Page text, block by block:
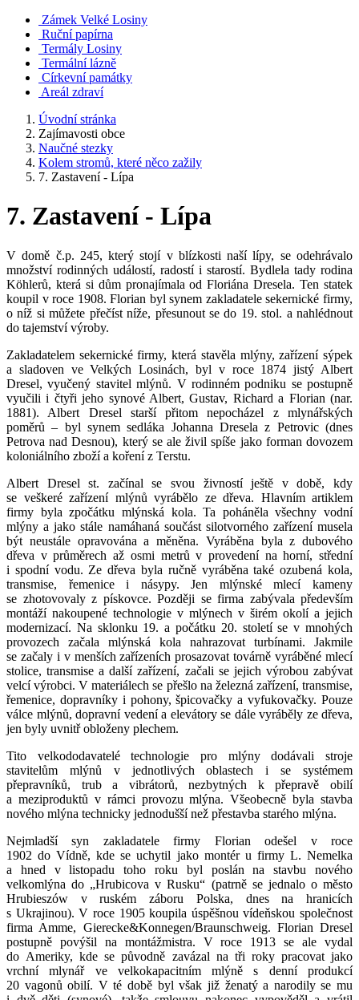
Zámek Velké Losiny
Ruční papírna
Termály Losiny
Termální lázně
Církevní památky
Areál zdraví
Úvodní stránka
Zajímavosti obce
Naučné stezky
Kolem stromů, které něco zažily
7. Zastavení - Lípa
7. Zastavení - Lípa
V domě č.p. 245, který stojí v blízkosti naší lípy, se odehrávalo
množství rodinných událostí, radostí i starostí. Bydlela tady rodina
Köhlerů, která si dům pronajímala od Floriána Dresela. Ten statek
koupil v roce 1908. Florian byl synem zakladatele sekernické firmy,
o níž si můžete přečíst níže, přesunout se do 19. stol. a nahlédnout
do tajemství výroby.
Zakladatelem sekernické firmy, která stavěla mlýny, zařízení sýpek
a sladoven ve Velkých Losinách, byl v roce 1874 jistý Albert
Dresel, vyučený stavitel mlýnů. V rodinném podniku se postupně
vyučili i čtyři jeho synové Albert, Gustav, Richard a Florian (nar.
1881). Albert Dresel starší přitom nepocházel z mlynářských
poměrů – byl synem sedláka Johanna Dresela z Petrovic (dnes
Petrova nad Desnou), který se ale živil spíše jako forman dovozem
koloniálního zboží a koření z Terstu.
Albert Dresel st. začínal se svou živností ještě v době, kdy
se veškeré zařízení mlýnů vyrábělo ze dřeva. Hlavním artiklem
firmy byla zpočátku mlýnská kola. Ta poháněla všechny vodní
mlýny a jako stále namáhaná součást silotvorného zařízení musela
být neustále opravována a měněna. Vyráběna byla z dubového
dřeva v průměrech až osmi metrů v provedení na horní, střední
i spodní vodu. Ze dřeva byla ručně vyráběna také ozubená kola,
transmise, řemenice i násypy. Jen mlýnské mlecí kameny
se zhotovovaly z pískovce. Později se firma zabývala především
montáží nakoupené technologie v mlýnech v širém okolí a jejich
modernizací. Na sklonku 19. a počátku 20. století se v mnohých
provozech začala mlýnská kola nahrazovat turbínami. Jakmile
se začaly i v menších zařízeních prosazovat továrně vyráběné mlecí
stolice, transmise a další zařízení, začali se jejich výrobou zabývat
velcí výrobci. V materiálech se přešlo na železná zařízení, transmise,
řemenice, dopravníky i pohony, špicovačky a vyfukovačky. Pouze
válce mlýnů, dopravní vedení a elevátory se dále vyráběly ze dřeva,
jen byly uvnitř obloženy plechem.
Tito velkododavatelé technologie pro mlýny dodávali stroje
stavitelům mlýnů v jednotlivých oblastech i se systémem
přepravníků, trub a vibrátorů, nezbytných k přepravě obilí
a meziproduktů v rámci provozu mlýna. Všeobecně byla stavba
nového mlýna technicky jednodušší než přestavba starého mlýna.
Nejmladší syn zakladatele firmy Florian odešel v roce
1902 do Vídně, kde se uchytil jako montér u firmy L. Nemelka
a hned v listopadu toho roku byl poslán na stavbu nového
velkomlýna do „Hrubicova v Rusku“ (patrně se jednalo o město
Hrubieszów v ruském záboru Polska, dnes na hranicích
s Ukrajinou). V roce 1905 koupila úspěšnou vídeňskou společnost
firma Amme, Gierecke&Konnegen/Braunschweig. Florian Dresel
postupně povýšil na montážmistra. V roce 1913 se ale vydal
do Ameriky, kde se původně zavázal na tři roky pracovat jako
vrchní mlynář ve velkokapacitním mlýně s denní produkcí
20 vagonů obilí. V té době byl však již ženatý a narodily se mu